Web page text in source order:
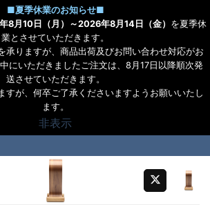
■夏季休業のお知らせ■
8月10日（月）～2026年8月14日（金） を夏季休
業とさせていただきます。
承りますが、商品出荷及びお問い合わせ対応がお
にいただきましたご注文は、8月17日以降順次発
送させていただきます。
すが、何卒ご了承くださいますようお願いいたし
ます。
非表示